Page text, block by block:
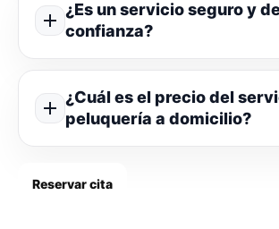
¿Es un servicio seguro y
confianza?
¿Cuál es el precio del
peluquería a domicilio?
Reservar cita